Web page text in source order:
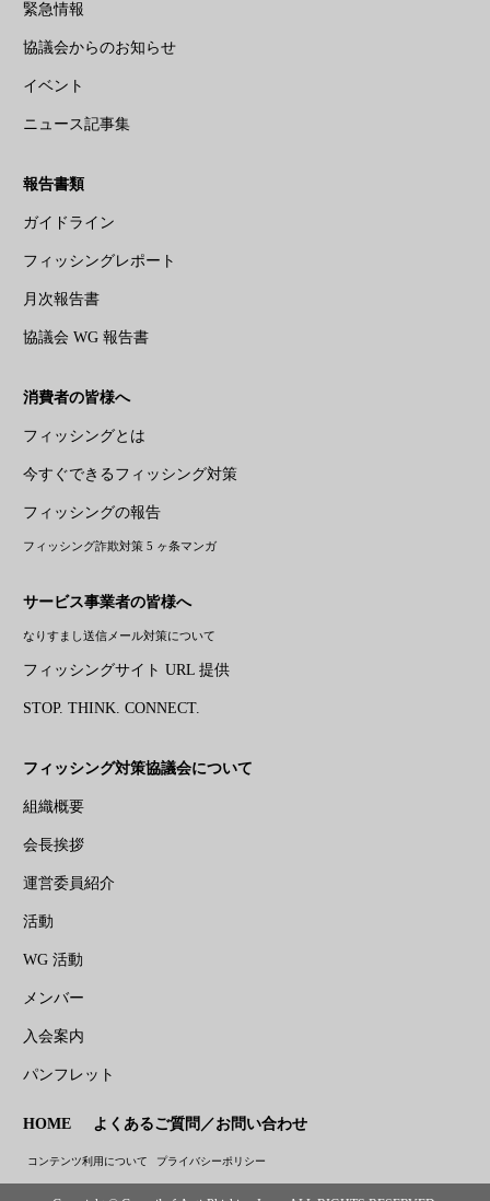
緊急情報
協議会からのお知らせ
イベント
ニュース記事集
報告書類
ガイドライン
フィッシングレポート
月次報告書
協議会 WG 報告書
消費者の皆様へ
フィッシングとは
今すぐできるフィッシング対策
フィッシングの報告
フィッシング詐欺対策 5 ヶ条マンガ
サービス事業者の皆様へ
なりすまし送信メール対策について
フィッシングサイト URL 提供
STOP. THINK. CONNECT.
フィッシング対策協議会について
組織概要
会長挨拶
運営委員紹介
活動
WG 活動
メンバー
入会案内
パンフレット
HOME よくあるご質問／お問い合わせ
コンテンツ利用について プライバシーポリシー